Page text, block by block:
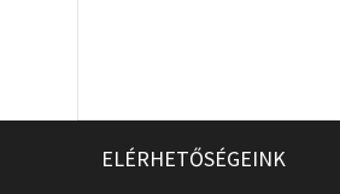
ELÉRHETŐSÉGEINK